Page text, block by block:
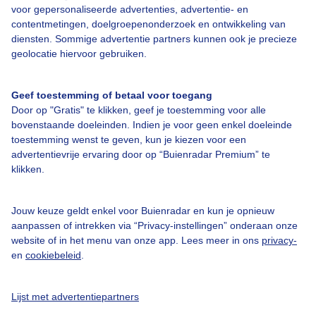
voor gepersonaliseerde advertenties, advertentie- en
contentmetingen, doelgroepenonderzoek en ontwikkeling van
diensten. Sommige advertentie partners kunnen ook je precieze
geolocatie hiervoor gebruiken.
Geef toestemming of betaal voor toegang
Door op "Gratis" te klikken, geef je toestemming voor alle
bovenstaande doeleinden. Indien je voor geen enkel doeleinde
toestemming wenst te geven, kun je kiezen voor een
advertentievrije ervaring door op “Buienradar Premium” te
klikken.
Jouw keuze geldt enkel voor Buienradar en kun je opnieuw
aanpassen of intrekken via “Privacy-instellingen” onderaan onze
website of in het menu van onze app. Lees meer in ons privacy-
en cookiebeleid
Lijst met advertentiepartners
Over Buienradar
Bedrijfsgegevens
Veelgestelde vragen
Toegankelijkheid
Gebruikersvoorwaarden
Adverteren